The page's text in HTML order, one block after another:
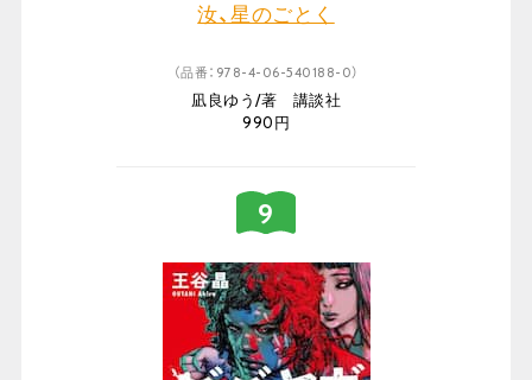
汝、星のごとく
（品番：978-4-06-540188-0）
凪良ゆう/著 講談社
990円